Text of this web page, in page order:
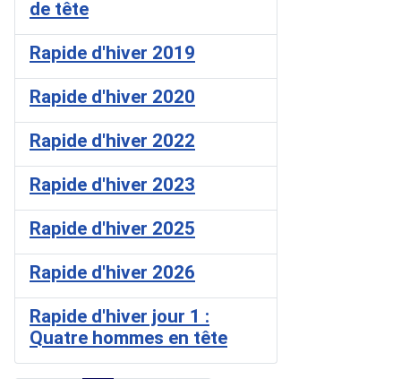
de tête
Rapide d'hiver 2019
Rapide d'hiver 2020
Rapide d'hiver 2022
Rapide d'hiver 2023
Rapide d'hiver 2025
Rapide d'hiver 2026
Rapide d'hiver jour 1 :
Quatre hommes en tête